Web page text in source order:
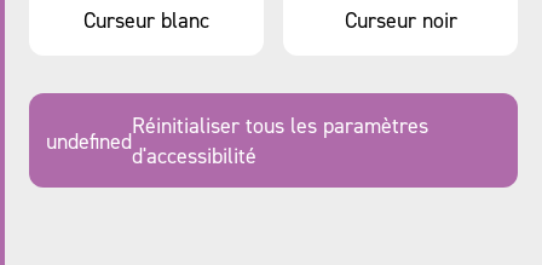
Curseur blanc
Curseur noir
undefined
Réinitialiser tous les paramètres
d'accessibilité